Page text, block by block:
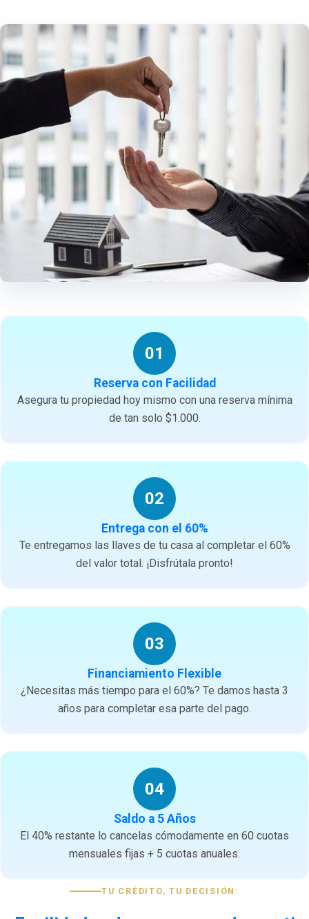
01
Reserva con Facilidad
Asegura tu propiedad hoy mismo con una reserva mínima
de tan solo $1.000.
02
Entrega con el 60%
Te entregamos las llaves de tu casa al completar el 60%
del valor total. ¡Disfrútala pronto!
03
Financiamiento Flexible
¿Necesitas más tiempo para el 60%? Te damos hasta 3
años para completar esa parte del pago.
04
Saldo a 5 Años
El 40% restante lo cancelas cómodamente en 60 cuotas
mensuales fijas + 5 cuotas anuales.
TU CRÉDITO, TU DECISIÓN: